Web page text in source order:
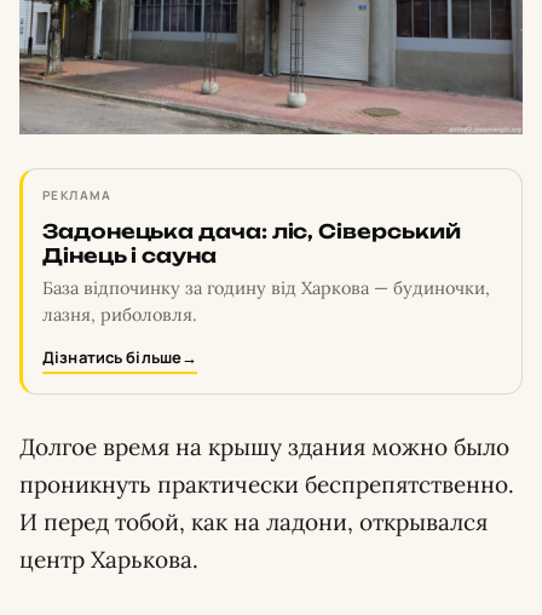
РЕКЛАМА
Задонецька дача: ліс, Сіверський
Дінець і сауна
База відпочинку за годину від Харкова — будиночки,
лазня, риболовля.
Дізнатись більше→
Долгое время на крышу здания можно было
проникнуть практически беспрепятственно.
И перед тобой, как на ладони, открывался
центр Харькова.